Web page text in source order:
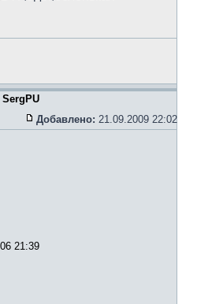
SergPU
Добавлено: 21.09.2009 22:02
21:39